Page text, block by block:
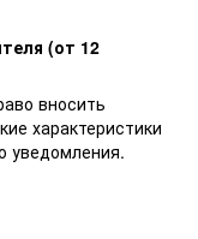
(от 12
вносить
характеристики
уведомления.